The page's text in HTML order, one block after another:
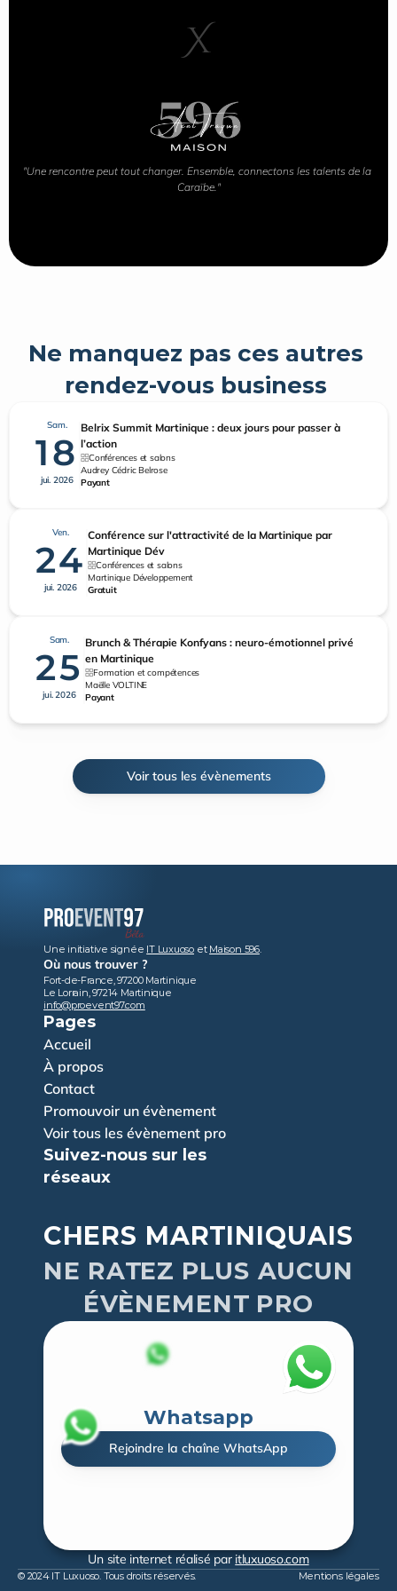
X
"Une rencontre peut tout changer. Ensemble, connectons les talents de la
Caraïbe."
Ne manquez pas ces autres
rendez-vous business
Voir tous les évènements
Sam.
18
jui. 2026
Belrix Summit Martinique : deux jours pour passer à
l’action
Conférences et salons
Audrey Cédric Belrose
Payant
Ven.
24
jui. 2026
Conférence sur l'attractivité de la Martinique par
Martinique Dév
Conférences et salons
Martinique Développement
Gratuit
Sam.
25
jui. 2026
Brunch & Thérapie Konfyans : neuro-émotionnel privé
en Martinique
Formation et compétences
Maëlle VOLTINE
Payant
Une initiative signée IT Luxuoso et Maison 596.
Où nous trouver ?
Fort-de-France, 97200 Martinique
Le Lorrain, 97214 Martinique
info@proevent97.com
Pages
Accueil
À propos
Contact
Promouvoir un évènement
Voir tous les évènement pro
Suivez-nous sur les
réseaux
CHERS MARTINIQUAIS
NE RATEZ PLUS AUCUN
ÉVÈNEMENT PRO
Whatsapp
Rejoindre la chaîne WhatsApp
Un site internet réalisé par itluxuoso.com
© 2024 IT Luxuoso. Tous droits réservés. Mentions légales